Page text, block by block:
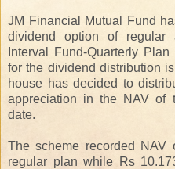
JM Financial Mutual Fund
dividend option of regular
Interval Fund-Quarterly
for the dividend distribution
house has decided to
appreciation in the NAV of
date.
The scheme recorded
regular plan while Rs